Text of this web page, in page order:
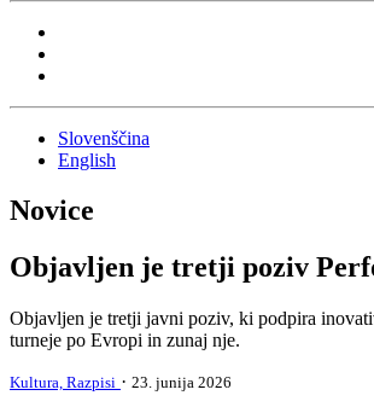
Slovenščina
English
Novice
Objavljen je tretji poziv
Objavljen je tretji javni poziv, ki podpira
turneje po Evropi in zunaj nje.
Kultura, Razpisi · 23. junija 2026